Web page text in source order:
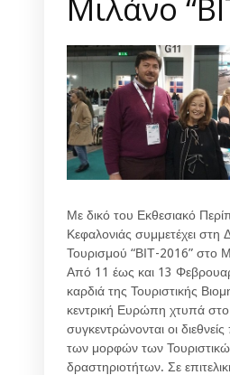
Με δικό του Εκθεσιακό
Κεφαλονιάς συμμετέχει στη
Τουρισμού “ΒΙΤ-2016” στο
Από 11 έως και 13
καρδιά της Τουριστικής
κεντρική Ευρώπη χτυπά
συγκεντρώνονται οι
των μορφών των
δραστηριοτήτων. Σε